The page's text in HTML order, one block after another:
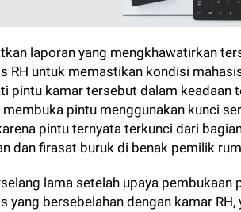
laporan yang mengkhawatirkan
RH untuk memastikan kondisi
pintu kamar tersebut dalam keadaan
membuka pintu menggunakan kunci
pintu ternyata terkunci dari
dan firasat buruk di benak pemilik
lama setelah upaya pembukaan
yang bersebelahan dengan kamar